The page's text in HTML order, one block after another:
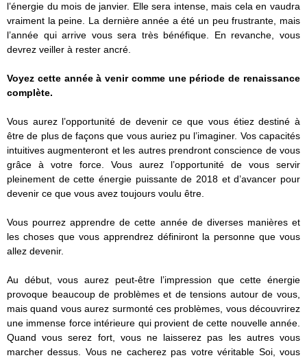
l’énergie du mois de janvier. Elle sera intense, mais cela en vaudra
vraiment la peine. La dernière année a été un peu frustrante, mais
l’année qui arrive vous sera très bénéfique. En revanche, vous
devrez veiller à rester ancré.
Voyez cette année à venir comme une période de renaissance
complète.
Vous aurez l’opportunité de devenir ce que vous étiez destiné à
être de plus de façons que vous auriez pu l’imaginer. Vos capacités
intuitives augmenteront et les autres prendront conscience de vous
grâce à votre force. Vous aurez l’opportunité de vous servir
pleinement de cette énergie puissante de 2018 et d’avancer pour
devenir ce que vous avez toujours voulu être.
Vous pourrez apprendre de cette année de diverses manières et
les choses que vous apprendrez définiront la personne que vous
allez devenir.
Au début, vous aurez peut-être l’impression que cette énergie
provoque beaucoup de problèmes et de tensions autour de vous,
mais quand vous aurez surmonté ces problèmes, vous découvrirez
une immense force intérieure qui provient de cette nouvelle année.
Quand vous serez fort, vous ne laisserez pas les autres vous
marcher dessus. Vous ne cacherez pas votre véritable Soi, vous